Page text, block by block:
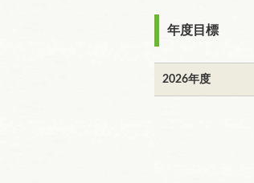
年度目標
2026年度